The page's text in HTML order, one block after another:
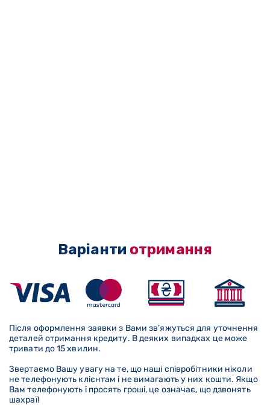
Варіанти отримання
Після оформлення заявки з Вами зв’яжуться для уточнення
деталей отримання кредиту. В деяких випадках це може
тривати до 15 хвилин.
Звертаємо Вашу увагу на те, що наші співробітники ніколи
не телефонують клієнтам і не вимагають у них кошти. Якщо
Вам телефонують і просять гроші, це означає, що дзвонять
шахраї!